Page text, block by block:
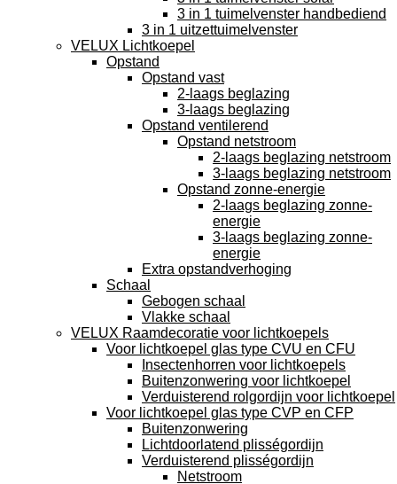
3 in 1 tuimelvenster handbediend
3 in 1 uitzettuimelvenster
VELUX Lichtkoepel
Opstand
Opstand vast
2-laags beglazing
3-laags beglazing
Opstand ventilerend
Opstand netstroom
2-laags beglazing netstroom
3-laags beglazing netstroom
Opstand zonne-energie
2-laags beglazing zonne-
energie
3-laags beglazing zonne-
energie
Extra opstandverhoging
Schaal
Gebogen schaal
Vlakke schaal
VELUX Raamdecoratie voor lichtkoepels
Voor lichtkoepel glas type CVU en CFU
Insectenhorren voor lichtkoepels
Buitenzonwering voor lichtkoepel
Verduisterend rolgordijn voor lichtkoepel
Voor lichtkoepel glas type CVP en CFP
Buitenzonwering
Lichtdoorlatend plisségordijn
Verduisterend plisségordijn
Netstroom